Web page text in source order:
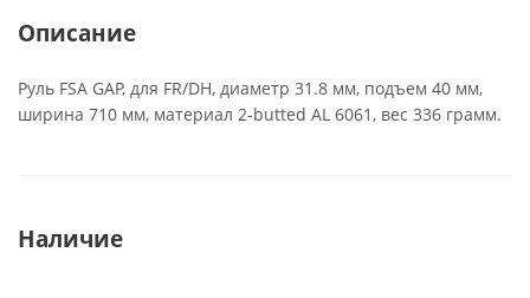
Описание
Руль FSA GAP, для FR/DH, диаметр 31.8 мм, подъем 40 мм,
ширина 710 мм, материал 2-butted AL 6061, вес 336 грамм.
Наличие